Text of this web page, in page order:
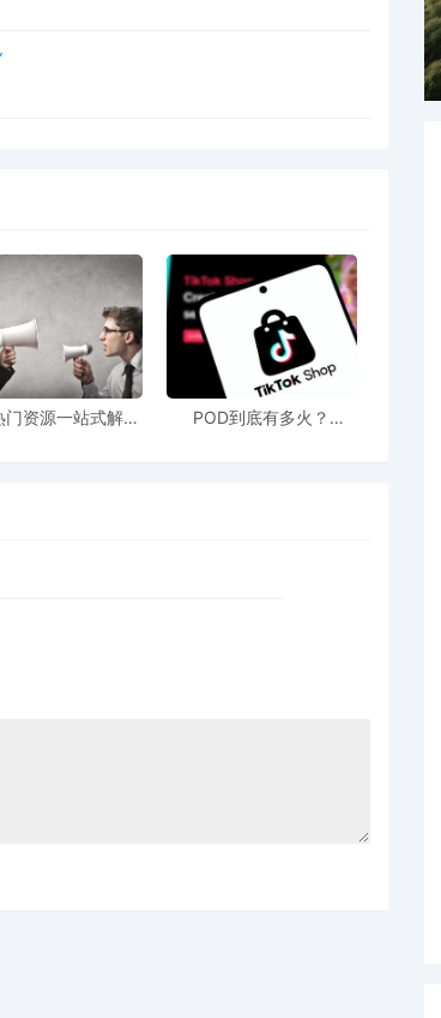
门资源一站式解决
POD到底有多火？